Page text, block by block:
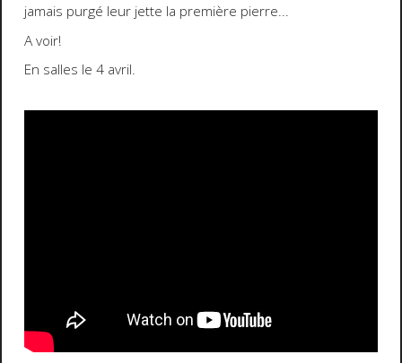
jamais purgé leur jette la première pierre...
A voir!
En salles le 4 avril.